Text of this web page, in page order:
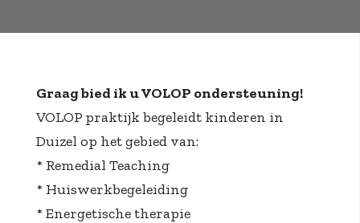
Graag bied ik u VOLOP ondersteuning!
VOLOP praktijk begeleidt kinderen in
Duizel op het gebied van:
* Remedial Teaching
* Huiswerkbegeleiding
* Energetische therapie